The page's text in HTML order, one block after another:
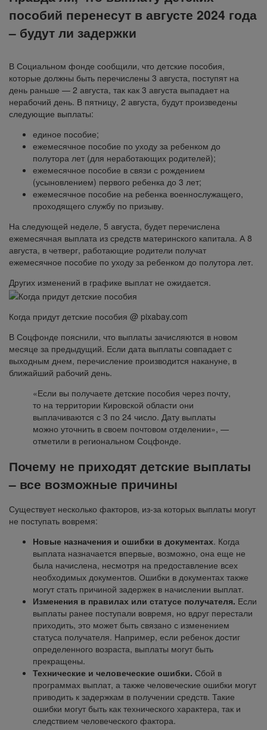
пособий перенесут в августе 2024 года
– будут ли задержки
В Социальном фонде сообщили, что детские пособия,
которые должны быть перечислены 3 августа, поступят на
день раньше — 2 августа, так как 3 августа выпадает на
нерабочий день. В пятницу, 2 августа, будут произведены
следующие выплаты:
единое пособие;
ежемесячное пособие по уходу за ребенком до
полутора лет (для неработающих родителей);
ежемесячное пособие в связи с рождением
(усыновлением) первого ребенка до 3 лет;
ежемесячное пособие на ребенка военнослужащего,
проходящего службу по призыву.
На следующей неделе, 5 августа, будет перечислена
ежемесячная выплата из средств материнского капитала. А 8
августа, в четверг, работающие родители получат
ежемесячное пособие по уходу за ребенком до полутора лет.
Других изменений в графике выплат не ожидается.
Когда придут детские пособия @ pixabay.com
В Соцфонде пояснили, что выплаты зачисляются в новом
месяце за предыдущий. Если дата выплаты совпадает с
выходным днем, перечисление производится накануне, в
ближайший рабочий день.
«Если вы получаете детские пособия через почту,
то на территории Кировской области они
выплачиваются с 3 по 24 число. Дату выплаты
можно уточнить в своем почтовом отделении», —
отметили в региональном Соцфонде.
Почему не приходят детские выплаты
– все возможные причины
Существует несколько факторов, из-за которых выплаты могут
не поступать вовремя:
Новые назначения и ошибки в документах. Когда
выплата назначается впервые, возможно, она еще не
была начислена, несмотря на предоставление всех
необходимых документов. Ошибки в документах также
могут стать причиной задержек в начислении выплат.
Изменения в правилах или статусе получателя. Если
выплаты ранее поступали вовремя, но вдруг перестали
приходить, это может быть связано с изменением
статуса получателя. Например, если ребенок достиг
определенного возраста, выплаты могут быть
прекращены.
Технические и человеческие ошибки. Сбой в
программах выплат, а также человеческие ошибки могут
приводить к задержкам в получении средств. Такие
ошибки могут быть как технического характера, так и
следствием человеческого фактора.